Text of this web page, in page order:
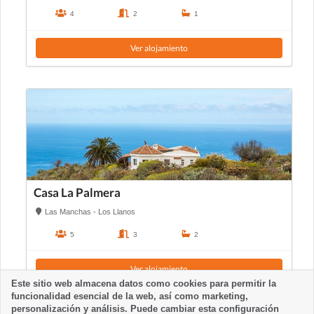
4 2 1
Ver alojamiento
Casa La Palmera
Las Manchas - Los Llanos
5 3 2
Ver alojamiento
Este sitio web almacena datos como cookies para permitir la
funcionalidad esencial de la web, así como marketing,
personalización y análisis. Puede cambiar esta configuración